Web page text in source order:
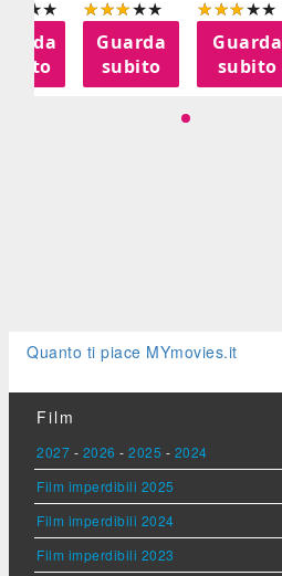
Guarda
subito
Guarda
subito
Quanto ti piace MYmovies.it
Film
2027 - 2026 - 2025 - 2024
Film imperdibili 2025
Film imperdibili 2024
Film imperdibili 2023